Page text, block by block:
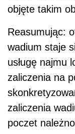
objęte takim
Reasumując:
wadium staje
usługę najmu
zaliczenia na
zaliczenia
poczet